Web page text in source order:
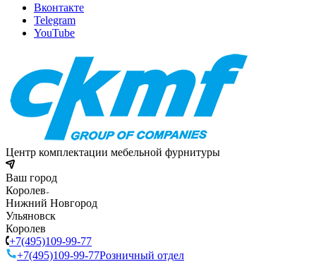
Вконтакте
Telegram
YouTube
Центр комплектации мебельной фурнитуры
Ваш город
Королев
Нижний Новгород
Ульяновск
Королев
+7(495)109-99-77
+7(495)109-99-77Розничный отдел